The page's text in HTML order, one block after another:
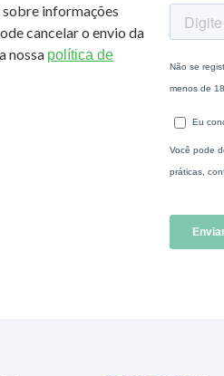
informações
cancelar o envio da
nossa política de